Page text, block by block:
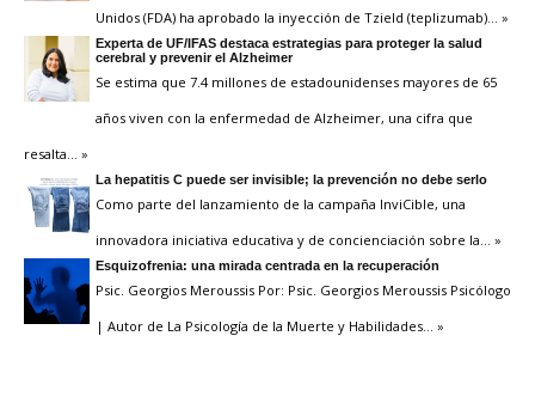
Unidos (FDA) ha aprobado la inyección de Tzield (teplizumab) … »
Experta de UF/IFAS destaca estrategias para proteger la salud
cerebral y prevenir el Alzheimer
Se estima que 7.4 millones de estadounidenses mayores de 65
años viven con la enfermedad de Alzheimer, una cifra que
resalta … »
La hepatitis C puede ser invisible; la prevención no debe serlo
Como parte del lanzamiento de la campaña InviCible, una
innovadora iniciativa educativa y de concienciación sobre la … »
Esquizofrenia: una mirada centrada en la recuperación
Psic. Georgios Meroussis Por: Psic. Georgios Meroussis Psicólogo
| Autor de La Psicología de la Muerte y Habilidades … »